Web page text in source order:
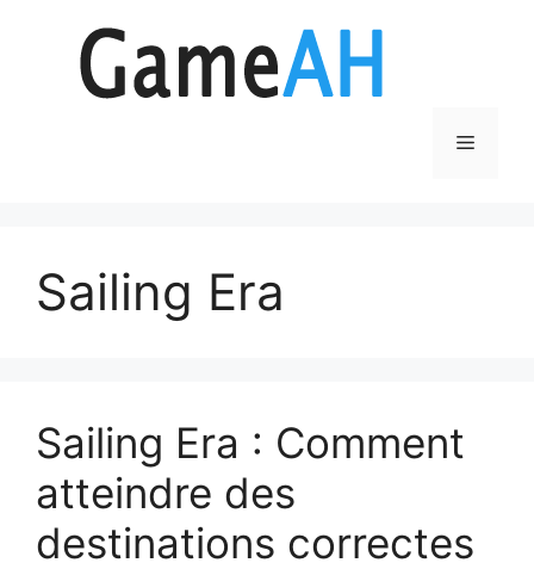
Menu
Sailing Era
Sailing Era : Comment
atteindre des
destinations correctes